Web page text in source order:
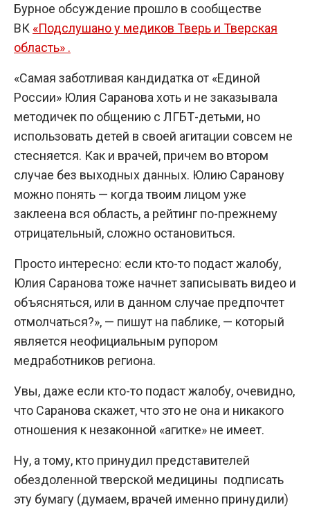
Бурное обсуждение прошло в сообществе
ВК «Подслушано у медиков Тверь и Тверская
область» .
«Самая заботливая кандидатка от «Единой
России» Юлия Саранова хоть и не заказывала
методичек по общению с ЛГБТ-детьми, но
использовать детей в своей агитации совсем не
стесняется. Как и врачей, причем во втором
случае без выходных данных. Юлию Саранову
можно понять — когда твоим лицом уже
заклеена вся область, а рейтинг по-прежнему
отрицательный, сложно остановиться.
Просто интересно: если кто-то подаст жалобу,
Юлия Саранова тоже начнет записывать видео и
объясняться, или в данном случае предпочтет
отмолчаться?», — пишут на паблике, — который
является неофициальным рупором
медработников региона.
Увы, даже если кто-то подаст жалобу, очевидно,
что Саранова скажет, что это не она и никакого
отношения к незаконной «агитке» не имеет.
Ну, а тому, кто принудил представителей
обездоленной тверской медицины подписать
эту бумагу (думаем, врачей именно принудили)